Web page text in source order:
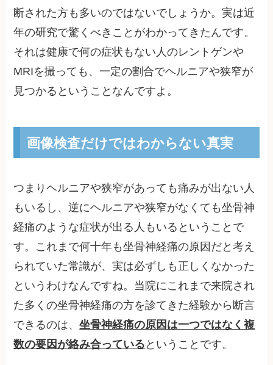
断された方も多いのではないでしょうか。実は近
年の研究で驚くべきことがわかってきたんです。
それは健康で何の症状もない人のレントゲンや
MRIを撮っても、一定の割合でヘルニアや狭窄が
見つかるということなんですよ。
画像検査だけではわからない真実
つまりヘルニアや狭窄があっても痛みが出ない人
もいるし、逆にヘルニアや狭窄がなくても坐骨神
経痛のような症状が出る人もいるということで
す。これまで何十年も坐骨神経痛の原因だと考え
られていた常識が、実は必ずしも正しくなかった
というわけなんですね。当院にこれまで来院され
た多くの坐骨神経痛の方を診てきた経験から断言
できるのは、坐骨神経痛の原因は一つではなく複
数の要因が絡み合っている ということです。